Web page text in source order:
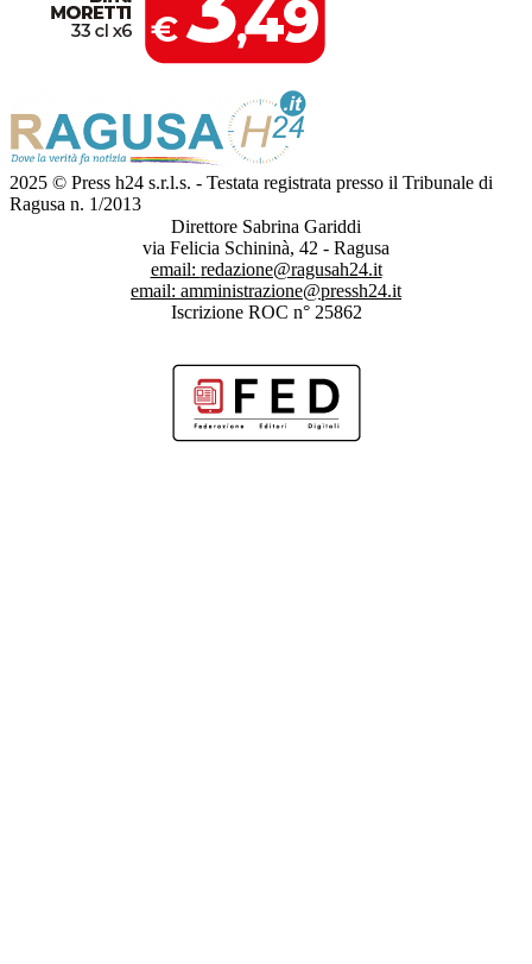
2025 © Press h24 s.r.l.s. - Testata registrata presso il Tribunale di
Ragusa n. 1/2013
Direttore Sabrina Gariddi
via Felicia Schininà, 42 - Ragusa
email: redazione@ragusah24.it
email: amministrazione@pressh24.it
Iscrizione ROC n° 25862